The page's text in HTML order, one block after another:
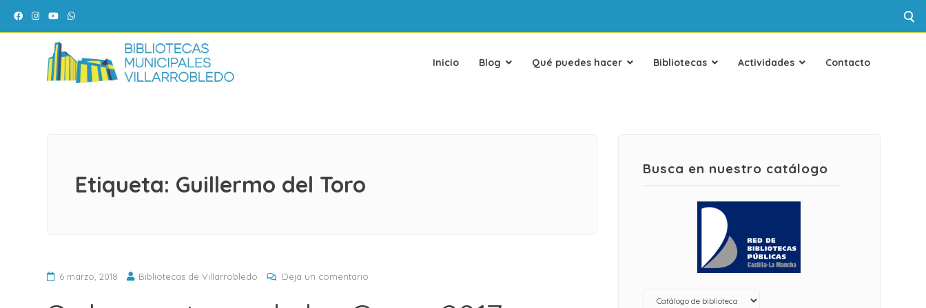
Facebook
Instagram
YouTubeWhatsApp
Inicio Blog Qué puedes hacer Bibliotecas Actividades Contacto
Etiqueta: Guillermo del Toro
6 marzo, 2018 Bibliotecas de Villarrobledo Deja un comentarioen
Busca en nuestro catálogo